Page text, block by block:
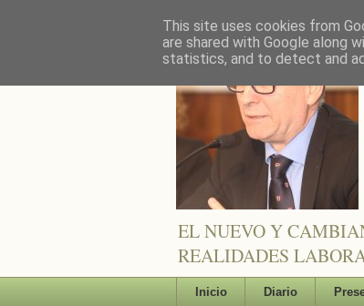
EL NUEVO Y
REALIDADES
Inicio Diario
This site uses cookies from
are shared with Google along
statistics, and to detect and